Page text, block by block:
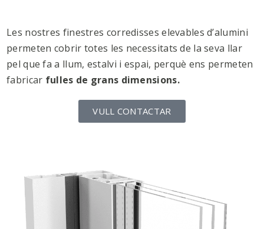
Les nostres finestres corredisses elevables d’alumini
permeten cobrir totes les necessitats de la seva llar
pel que fa a llum, estalvi i espai, perquè ens permeten
fabricar fulles de grans dimensions.
VULL CONTACTAR